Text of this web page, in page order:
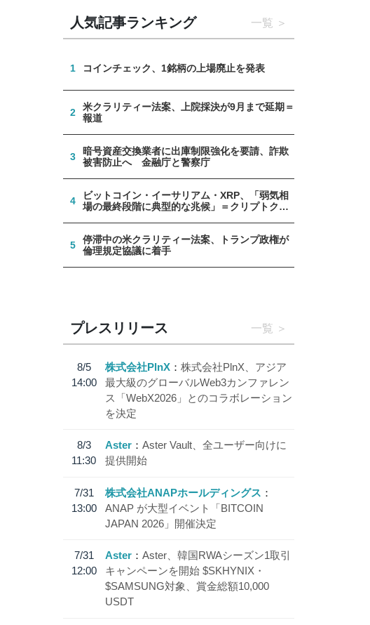
人気記事ランキング 一覧
1 コインチェック、1銘柄の上場廃止を発表
2
米クラリティー法案、上院採決が9月まで延期＝
報道
3
暗号資産交換業者に出庫制限強化を要請、詐欺
被害防止へ 金融庁と警察庁
4
ビットコイン・イーサリアム・XRP、「弱気相
場の最終段階に典型的な兆候」＝クリプトクア
5
停滞中の米クラリティー法案、トランプ政権が
倫理規定協議に着手
プレスリリース 一覧
8/5
14:00
株式会社PlnX
株式会社PlnX、アジア
最大級のグローバルWeb3カンファレン
ス「WebX2026」とのコラボレーション
を決定
8/3
11:30
Aster
Aster Vault、全ユーザー向けに
提供開始
7/31
13:00
株式会社ANAPホールディングス
ANAP が大型イベント「BITCOIN
JAPAN 2026」開催決定
7/31
12:00
Aster
Aster、韓国RWAシーズン1取引
キャンペーンを開始 $SKHYNIX・
$SAMSUNG対象、賞金総額10,000
USDT